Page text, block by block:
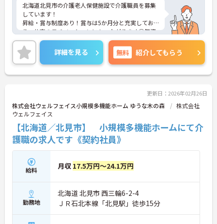
北海道北見市の介護老人保健施設で介護職員を募集
しています！
昇給・賞与制度あり！賞与は5か月分と充実してお
り、仕事のモチベーションにもつながります◎無資
格でも応募可能となっており、介護のお仕事に挑戦
したい方にもおすすめです♪マイカー通勤可！無料
駐車場も完備されており、通勤もラクラク安心で
す！
ご興味のある方は、面接のポイントをお伝えします
詳細を見る 無料 紹介してもらう
更新日：2026年02月26日
株式会社ウェルフェイス小規模多機能ホーム ゆうな木の森
株式会社
ウェルフェイス
【北海道／北見市】 小規模多機能ホームにて介
護職の求人です《契約社員》
給料 月収 17.5万円～24.1万円
勤務地
北海道 北見市 西三輪6-2-4
ＪＲ石北本線「北見駅」徒歩15分